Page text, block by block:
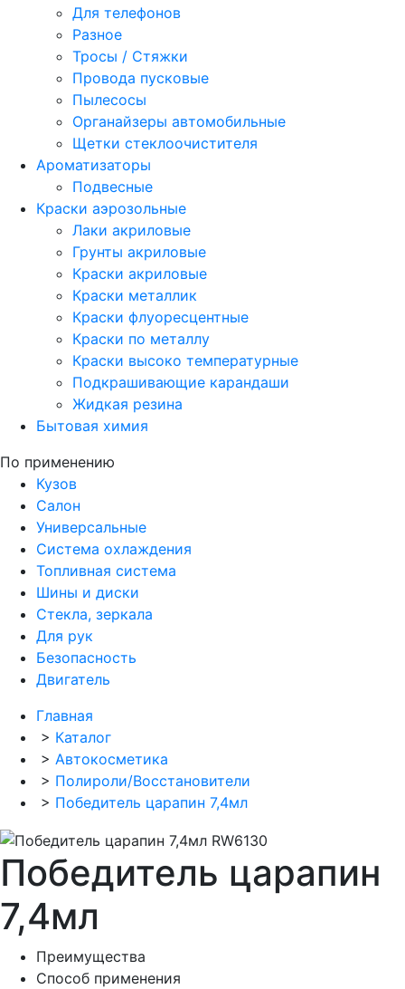
Для телефонов
Разное
Тросы / Стяжки
Провода пусковые
Пылесосы
Органайзеры автомобильные
Щетки стеклоочистителя
Ароматизаторы
Подвесные
Краски аэрозольные
Лаки акриловые
Грунты акриловые
Краски акриловые
Краски металлик
Краски флуоресцентные
Краски по металлу
Краски высоко температурные
Подкрашивающие карандаши
Жидкая резина
Бытовая химия
По применению
Кузов
Салон
Универсальные
Система охлаждения
Топливная система
Шины и диски
Стекла, зеркала
Для рук
Безопасность
Двигатель
Главная
> Каталог
> Автокосметика
> Полироли/Восстановители
> Победитель царапин 7,4мл
Победитель царапин
7,4мл
Преимущества
Способ применения